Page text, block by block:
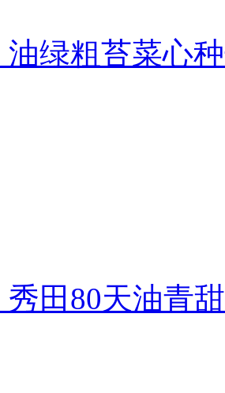
油绿粗苔菜心
秀田80天油青